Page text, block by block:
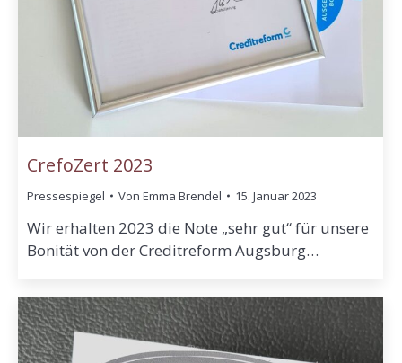
CrefoZert 2023
Pressespiegel Von Emma Brendel 15. Januar 2023
Wir erhalten 2023 die Note „sehr gut“ für unsere
Bonität von der Creditreform Augsburg…